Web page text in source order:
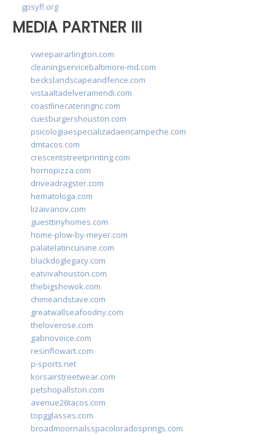
gpsyfl.org
MEDIA PARTNER III
vwrepairarlington.com
cleaningservicebaltimore-md.com
beckslandscapeandfence.com
vistaaltadelveramendi.com
coastlinecateringnc.com
cuesburgershouston.com
psicologiaespecializadaencampeche.com
dmtacos.com
crescentstreetprinting.com
hornopizza.com
driveadragster.com
hematologa.com
lizaivanov.com
guesttinyhomes.com
home-plow-by-meyer.com
palatelatincuisine.com
blackdoglegacy.com
eatvivahouston.com
thebigshowok.com
chimeandstave.com
greatwallseafoodny.com
theloverose.com
gabriovoice.com
resinflowart.com
p-sports.net
korsairstreetwear.com
petshopallston.com
avenue26tacos.com
topgglasses.com
broadmoornailsspacoloradosprings.com